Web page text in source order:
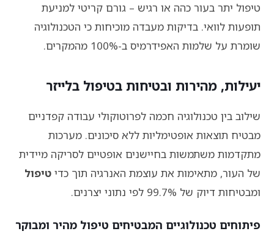
טיפול יתר בעור כהה או רגיש – גורם קריטי למניעת
תופעות לוואי. בדיקות מעבדה מוכיחות כי הטכנולוגיה
שומרת על שלמות האפידרמיס ב-100% מהמקרים.
יעילות, מהירות ובטיחות בטיפול בלייזר
שילוב בין טכנולוגיה חכמה לפרוטוקולי עבודה קפדניים
מבטיח תוצאות אופטימליות ללא סיכונים. מערכות
מתקדמות משתמשות בחיישנים אופטיים לסריקה מיידית
של העור, מתאימות את עוצמת האנרגיה תוך כדי טיפול
ומבטיחות דיוק של 99.7% לפי נתוני יצרנים.
פיתוחים טכנולוגיים המבטיחים טיפול מהיר ומבוקר